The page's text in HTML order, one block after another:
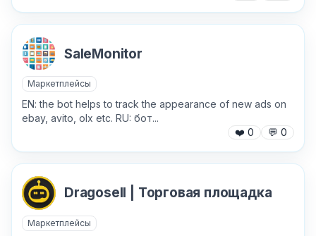
SaleMonitor
Маркетплейсы
EN: the bot helps to track the appearance of new ads on
ebay, avito, olx etc. RU: бот...
❤️ 0 💬 0
Dragosell | Торговая площадка
Маркетплейсы